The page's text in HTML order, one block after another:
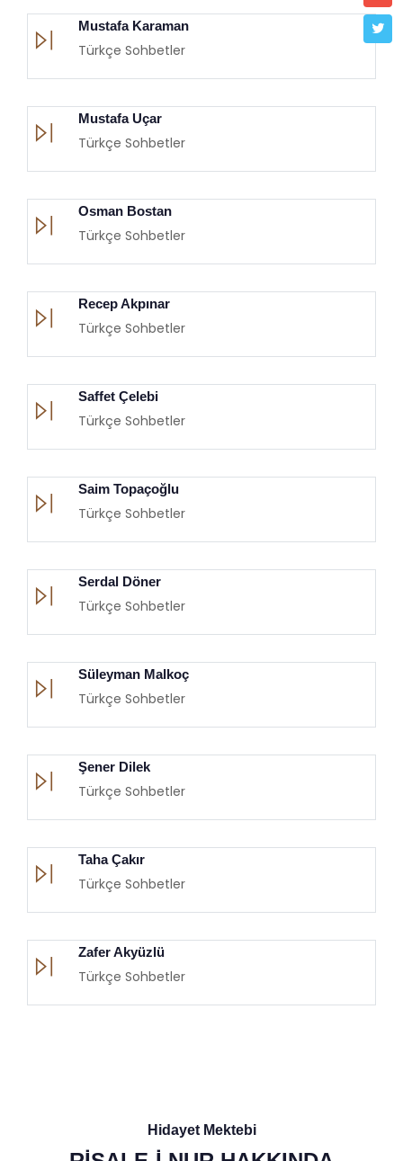
Mustafa Karaman
Türkçe Sohbetler
Mustafa Uçar
Türkçe Sohbetler
Osman Bostan
Türkçe Sohbetler
Recep Akpınar
Türkçe Sohbetler
Saffet Çelebi
Türkçe Sohbetler
Saim Topaçoğlu
Türkçe Sohbetler
Serdal Döner
Türkçe Sohbetler
Süleyman Malkoç
Türkçe Sohbetler
Şener Dilek
Türkçe Sohbetler
Taha Çakır
Türkçe Sohbetler
Zafer Akyüzlü
Türkçe Sohbetler
Hidayet Mektebi